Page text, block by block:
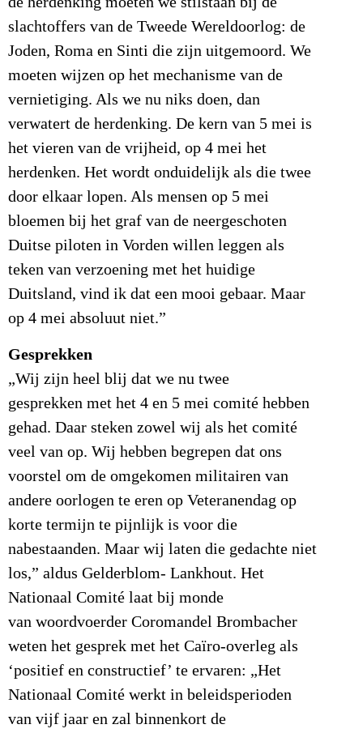
slachtoffers van de Tweede Wereldoorlog: de
Joden, Roma en Sinti die zijn uitgemoord. We
moeten wijzen op het mechanisme van de
vernietiging. Als we nu niks doen, dan
verwatert de herdenking. De kern van 5 mei is
het vieren van de vrijheid, op 4 mei het
herdenken. Het wordt onduidelijk als die twee
door elkaar lopen. Als mensen op 5 mei
bloemen bij het graf van de neergeschoten
Duitse piloten in Vorden willen leggen als
teken van verzoening met het huidige
Duitsland, vind ik dat een mooi gebaar. Maar
op 4 mei absoluut niet.”
Gesprekken
„Wij zijn heel blij dat we nu twee
gesprekken met het 4 en 5 mei comité hebben
gehad. Daar steken zowel wij als het comité
veel van op. Wij hebben begrepen dat ons
voorstel om de omgekomen militairen van
andere oorlogen te eren op Veteranendag op
korte termijn te pijnlijk is voor die
nabestaanden. Maar wij laten die gedachte niet
los,” aldus Gelderblom- Lankhout. Het
Nationaal Comité laat bij monde
van woordvoerder Coromandel Brombacher
weten het gesprek met het Caïro-overleg als
‘positief en constructief’ te ervaren: „Het
Nationaal Comité werkt in beleidsperioden
van vijf jaar en zal binnenkort de